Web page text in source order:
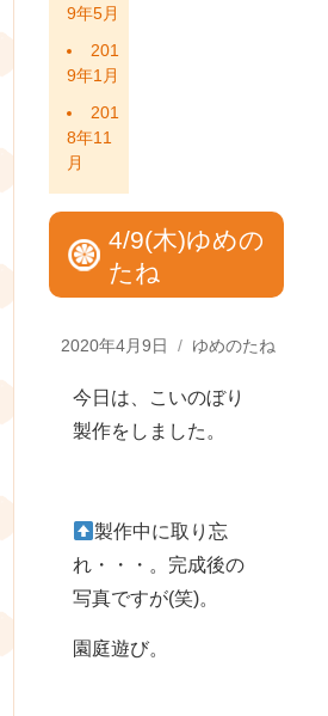
9年5月
201
9年1月
201
8年11
月
4/9(木)ゆめの
たね
Posted
2020年4月9日 Categories
ゆめのたね
今日は、こいのぼり
製作をしました。
製作中に取り忘
れ・・・。完成後の
写真ですが(笑)。
園庭遊び。